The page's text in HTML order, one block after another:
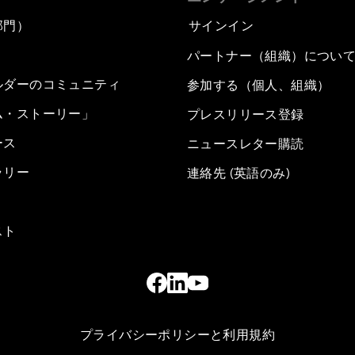
）
ーのコミュニティ
ストーリー」
リー
サインイン
パートナー（組織）につい
参加する（個人、組織）
プレスリリース登録
ニュースレター購読
連絡先 (英語のみ)
プライバシーポリシーと利用規約